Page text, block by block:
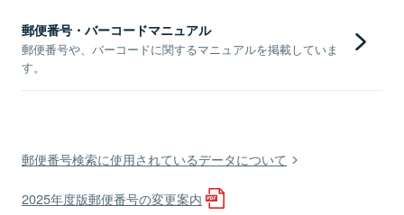
郵便番号・バーコードマニュアル
郵便番号や、バーコードに関するマニュアルを掲載していま
す。
郵便番号検索に使用されているデータについて
2025年度版郵便番号の変更案内